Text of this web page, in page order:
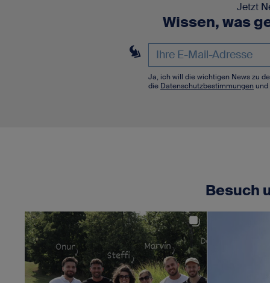
Jetzt
Wissen, was
Ja, ich will die wichtigen News zu
die Datenschutzbestimmungen
Besuch